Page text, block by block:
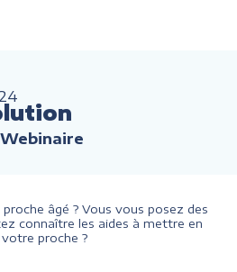
âgé ? Vous vous posez des
connaître les aides à mettre en
proche ?